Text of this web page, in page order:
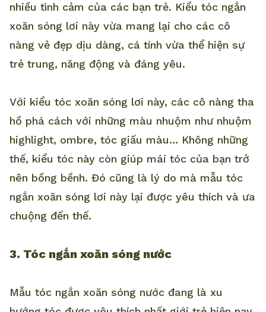
nhiều tình cảm của các bạn trẻ. Kiểu tóc ngắn
xoăn sóng lơi này vừa mang lại cho các cô
nàng vẻ đẹp dịu dàng, cá tính vừa thể hiện sự
trẻ trung, năng động và đáng yêu.
Với kiểu tóc xoăn sóng lơi này, các cô nàng tha
hồ phá cách với những màu nhuộm như nhuộm
highlight, ombre, tóc giấu màu… Không những
thế, kiểu tóc này còn giúp mái tóc của bạn trở
nên bồng bềnh. Đó cũng là lý do mà mẫu tóc
ngắn xoăn sóng lơi này lại được yêu thích và ưa
chuộng đến thế.
3. Tóc ngắn xoăn sóng nước
Mẫu tóc ngắn xoăn sóng nước đang là xu